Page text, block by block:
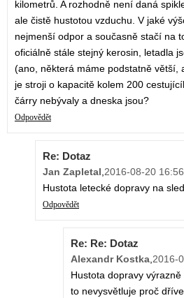
kilometrů. A rozhodně není daná
ale čistě hustotou vzduchu. V jaké
nejmenší odpor a současně stačí na
oficiálně stále stejný kerosin, letadla
(ano, některá máme podstatně větší,
je stroji o kapacitě kolem 200
čárry nebývaly a dneska jsou?
Odpovědět
Re: Dotaz
Jan Zapletal,2016-08-20
Hustota letecké dopravy na
Odpovědět
Re: Re: Dotaz
Alexandr Kostka,2016-
Hustota dopravy
to nevysvětluje proč